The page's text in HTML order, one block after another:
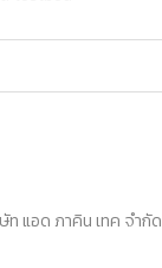
แอด ภาคิน เทค จำกัด